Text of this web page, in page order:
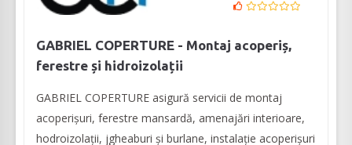
GABRIEL COPERTURE - Montaj acoperiș,
ferestre și hidroizolații
GABRIEL COPERTURE asigură servicii de montaj
acoperișuri, ferestre mansardă, amenajări interioare,
hodroizolații, jgheaburi și burlane, instalație acoperișuri